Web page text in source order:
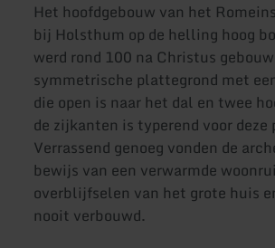
Het hoofdgebouw van het
bij Holsthum op de helling hoog
werd rond 100 na Christus
symmetrische plattegrond met
die open is naar het dal en twee
de zijkanten is typerend voor deze
Verrassend genoeg vonden de
bewijs van een verwarmde
overblijfselen van het grote huis
nooit verbouwd.